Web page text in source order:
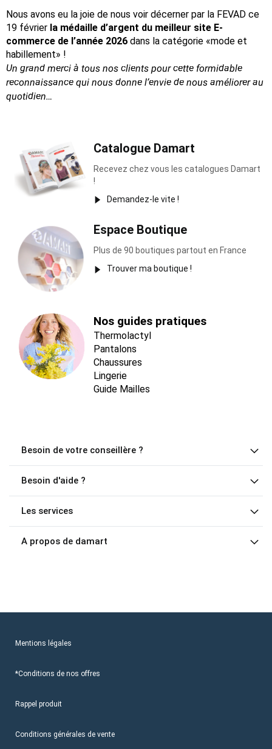
Nous avons eu la joie de nous voir décerner par la FEVAD ce
19 février la médaille d’argent du meilleur site E-
commerce de l’année 2026 dans la catégorie «mode et
habillement» !
Un grand merci à tous nos clients pour cette formidable
reconnaissancequi nous donne l’envie de nous améliorer au
quotidien…
Catalogue Damart
Recevez chez vous les catalogues Damart
!
Demandez-le vite !
Espace Boutique
Plus de 90 boutiques partout en France
Trouver ma boutique !
Nos guides pratiques
Thermolactyl
Pantalons
Chaussures
Lingerie
Guide Mailles
Besoin de votre conseillère ?
Besoin d'aide ?
Les services
A propos de damart
Mentions légales
*Conditions de nos offres
Rappel produit
Conditions générales de vente